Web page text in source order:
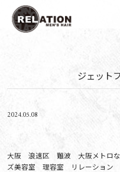
ジェット
2024.05.08
大阪 浪速区 難波 大阪メトロ
ズ美容室 理容室 リレーション